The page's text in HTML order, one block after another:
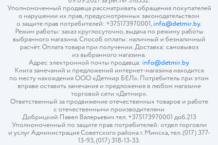
Уполномоченный продавца рассматривать обращения покупателей
о нарушении их прав, предусмотренных законодательством
о защите прав потребителей: +375173970001,info@detmir.by.
Режим работы: заказ круглосуточно, выдача по режиму работы
выбранного магазина. Способ оплаты: наличный и безналичный
расчёт. Оплата товара при получении. Доставка: самовывоз
из выбранного магазина.
Адрес электронной почты продавца: info@detmir.by
Книга замечаний и предложений интернет-магазина находится
по месту нахождения ООО «Детмир БЕЛ». Потребитель при этом
вправе оставить замечания и предложения в любом магазине
торговой сети «Детмир».
Ответственный за продвижение отечественных товаров и работе
с отечественными производителями
Добрицкий Павел Валерьевич тел. +375173970001 доб.213
Уполномоченный по защите прав потребителей: отдел торговли
и услуг Администрация Советского района г. Минска, тел. (017) 377-
13-93, (017) 318-13-33.